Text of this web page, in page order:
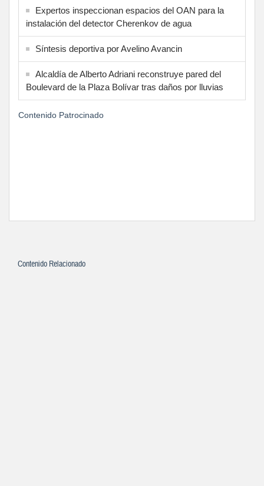
Expertos inspeccionan espacios del OAN para la
instalación del detector Cherenkov de agua
Síntesis deportiva por Avelino Avancin
Alcaldía de Alberto Adriani reconstruye pared del
Boulevard de la Plaza Bolívar tras daños por lluvias
Contenido Patrocinado
Contenido Relacionado